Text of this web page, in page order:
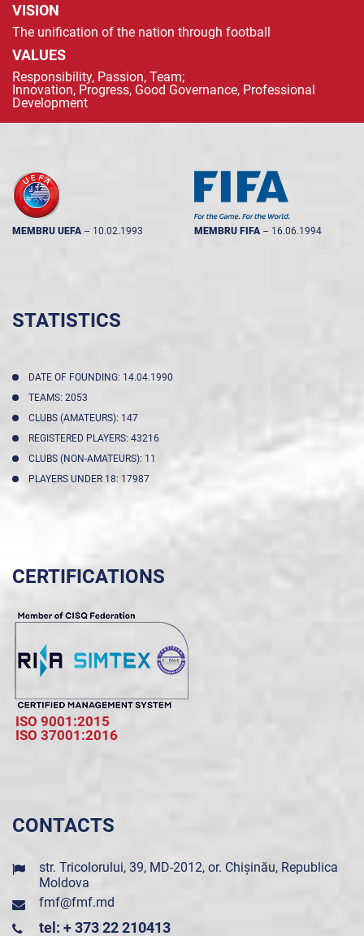
VISION
The unification of the nation through football
VALUES
Responsibility, Passion, Team;
Innovation, Progress, Good Governance, Professional
Development
MEMBRU UEFA -- 10.02.1993 MEMBRU FIFA -- 16.06.1994
STATISTICS
DATE OF FOUNDING: 14.04.1990
TEAMS: 2053
CLUBS (AMATEURS): 147
REGISTERED PLAYERS: 43216
CLUBS (NON-AMATEURS): 11
PLAYERS UNDER 18: 17987
CERTIFICATIONS
ISO 9001:2015
ISO 37001:2016
CONTACTS
str. Tricolorului, 39, MD-2012, or. Chișinău, Republica
Moldova
fmf@fmf.md
tel: + 373 22 210413